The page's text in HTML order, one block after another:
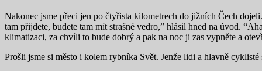
Nakonec jsme přeci jen po čtyřista kilometrech do jižních Čech
tam přijdete, budete tam mít strašné vedro,” hlásil hned na úvod.
klimatizaci, za chvíli to bude dobrý a pak na noc ji zas vypněte a
Prošli jsme si město i kolem rybníka Svět. Jenže lidi a hlavně